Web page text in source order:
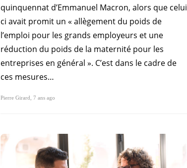
quinquennat d’Emmanuel Macron, alors que celui
ci avait promit un « allègement du poids de
l’emploi pour les grands employeurs et une
réduction du poids de la maternité pour les
entreprises en général ». C’est dans le cadre de
ces mesures…
Pierre Girard, 7 ans ago